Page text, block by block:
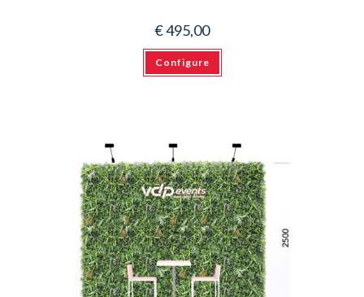
€495,00
Configure